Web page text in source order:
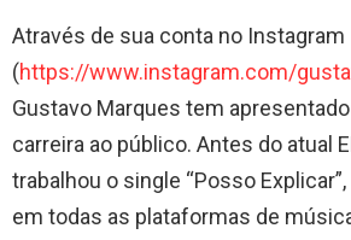
Através de sua conta no Instagram
(https://www.instagram.com/
Gustavo Marques tem
carreira ao público. Antes do atual
trabalhou o single “Posso
em todas as plataformas de